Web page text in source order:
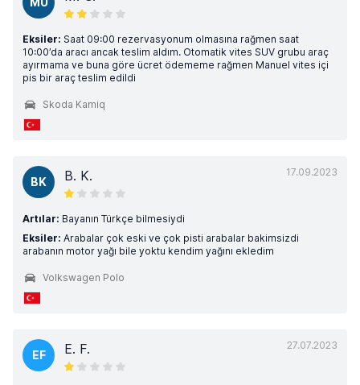
Eksiler: Saat 09:00 rezervasyonum olmasına rağmen saat
10:00’da aracı ancak teslim aldım. Otomatik vites SUV grubu araç
ayırmama ve buna göre ücret ödememe rağmen Manuel vites içi
pis bir araç teslim edildi
Skoda Kamiq
17.09.2023
BK B. K.
Artılar: Bayanın Türkçe bilmesiydi
Eksiler: Arabalar çok eski ve çok pisti arabalar bakimsizdi
arabanın motor yağı bile yoktu kendim yağını ekledim
Volkswagen Polo
27.07.2023
EF E. F.